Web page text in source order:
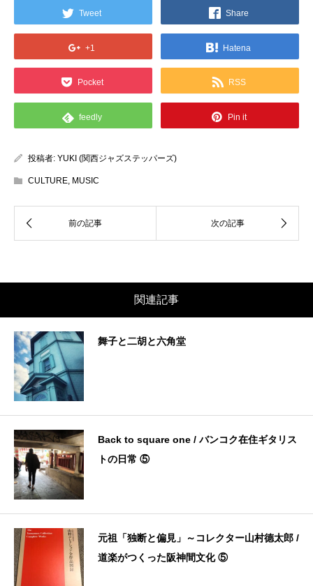
Tweet Share
+1 Hatena
Pocket RSS
feedly Pin it
投稿者: YUKI (関西ジャズステッパーズ)
CULTURE, MUSIC
関連記事
舞子と二胡と六角堂
Back to square one / バンコク在住ギタリス
トの日常 ⑤
元祖「独断と偏見」～コレクター山村德太郎 /
道楽がつくった阪神間文化 ⑤